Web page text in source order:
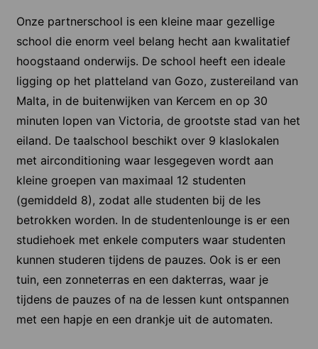
Onze partnerschool is een kleine maar gezellige
school die enorm veel belang hecht aan kwalitatief
hoogstaand onderwijs. De school heeft een ideale
ligging op het platteland van Gozo, zustereiland van
Malta, in de buitenwijken van Kercem en op 30
minuten lopen van Victoria, de grootste stad van het
eiland. De taalschool beschikt over 9 klaslokalen
met airconditioning waar lesgegeven wordt aan
kleine groepen van maximaal 12 studenten
(gemiddeld 8), zodat alle studenten bij de les
betrokken worden. In de studentenlounge is er een
studiehoek met enkele computers waar studenten
kunnen studeren tijdens de pauzes. Ook is er een
tuin, een zonneterras en een dakterras, waar je
tijdens de pauzes of na de lessen kunt ontspannen
met een hapje en een drankje uit de automaten.